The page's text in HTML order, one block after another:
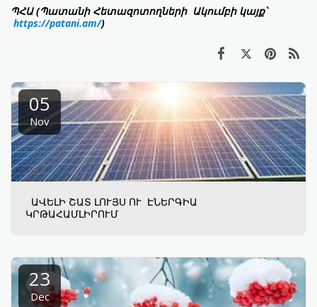
ՊՀԱ (Պատանի Հետազոտողների Ակումբի կայք՝
https://patani.am/)
05
Nov
ԱՎԵԼԻ ՇԱՏ ԼՈՒՅՍ ՈՒ ԷՆԵՐԳԻԱ
ԿՐԹԱՀԱՄԼԻՐՈՒՄ
23
Dec